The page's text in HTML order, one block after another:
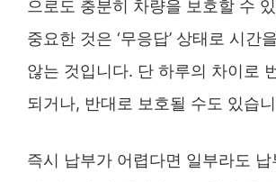
으로도 충분히 차량을 보호할 수
중요한 것은 ‘무응답’ 상태로 시간
않는 것입니다. 단 하루의 차이로
되거나, 반대로 보호될 수도 있습
즉시 납부가 어렵다면 일부라도